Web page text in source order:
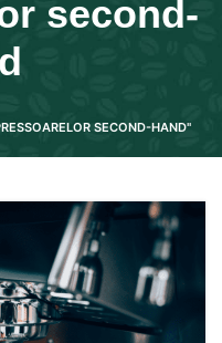
second-
SECOND-HAND"